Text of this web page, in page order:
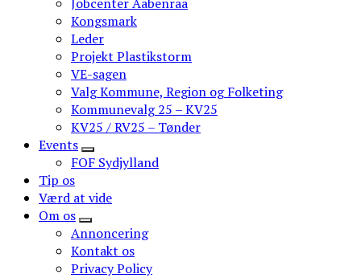
Kongsmark
Leder
Projekt Plastikstorm
VE-sagen
Valg Kommune, Region og Folketing
Kommunevalg 25 – KV25
KV25 / RV25 – Tønder
Events
FOF Sydjylland
Tip os
Værd at vide
Om os
Annoncering
Kontakt os
Privacy Policy